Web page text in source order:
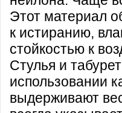
Этот материал
к истиранию,
стойкостью к
Стулья и
использовании
выдерживают